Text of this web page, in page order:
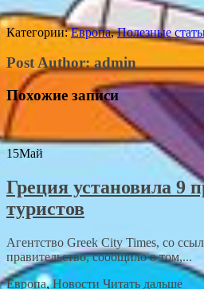
Категории:Европа,Полезные
Post Author:admin
Похожие записи
15Май
Греция установила 9
туристов
Агентство Greek City Times, со
правительство, сообщило о том,...
Европа,Новости Читать дальше